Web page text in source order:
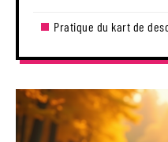
Pratique du kart de